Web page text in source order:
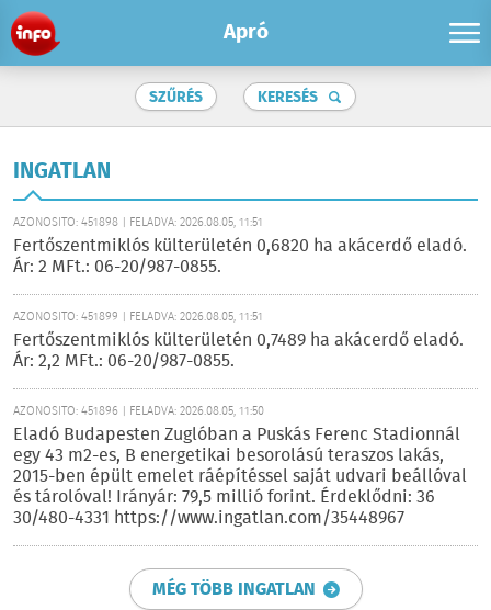
Apró
SZŰRÉS KERESÉS
INGATLAN
AZONOSÍTÓ: 451898 | FELADVA: 2026.08.05, 11:51
Fertőszentmiklós külterületén 0,6820 ha akácerdő eladó.
Ár: 2 MFt.: 06-20/987-0855.
AZONOSÍTÓ: 451899 | FELADVA: 2026.08.05, 11:51
Fertőszentmiklós külterületén 0,7489 ha akácerdő eladó.
Ár: 2,2 MFt.: 06-20/987-0855.
AZONOSÍTÓ: 451896 | FELADVA: 2026.08.05, 11:50
Eladó Budapesten Zuglóban a Puskás Ferenc Stadionnál
egy 43 m2-es, B energetikai besorolású teraszos lakás,
2015-ben épült emelet ráépítéssel saját udvari beállóval
és tárolóval! Irányár: 79,5 millió forint. Érdeklődni: 36
30/480-4331 https://www.ingatlan.com/35448967
MÉG TÖBB INGATLAN